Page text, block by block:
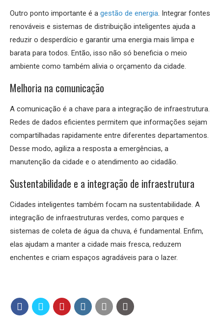
Outro ponto importante é a gestão de energia. Integrar fontes
renováveis e sistemas de distribuição inteligentes ajuda a
reduzir o desperdício e garantir uma energia mais limpa e
barata para todos. Então, isso não só beneficia o meio
ambiente como também alivia o orçamento da cidade.
Melhoria na comunicação
A comunicação é a chave para a integração de infraestrutura.
Redes de dados eficientes permitem que informações sejam
compartilhadas rapidamente entre diferentes departamentos.
Desse modo, agiliza a resposta a emergências, a
manutenção da cidade e o atendimento ao cidadão.
Sustentabilidade e a integração de infraestrutura
Cidades inteligentes também focam na sustentabilidade. A
integração de infraestruturas verdes, como parques e
sistemas de coleta de água da chuva, é fundamental. Enfim,
elas ajudam a manter a cidade mais fresca, reduzem
enchentes e criam espaços agradáveis para o lazer.